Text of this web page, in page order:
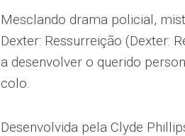
Mesclando drama policial,
Dexter: Ressurreição (Dexter:
a desenvolver o querido
colo.
Desenvolvida pela Clyde